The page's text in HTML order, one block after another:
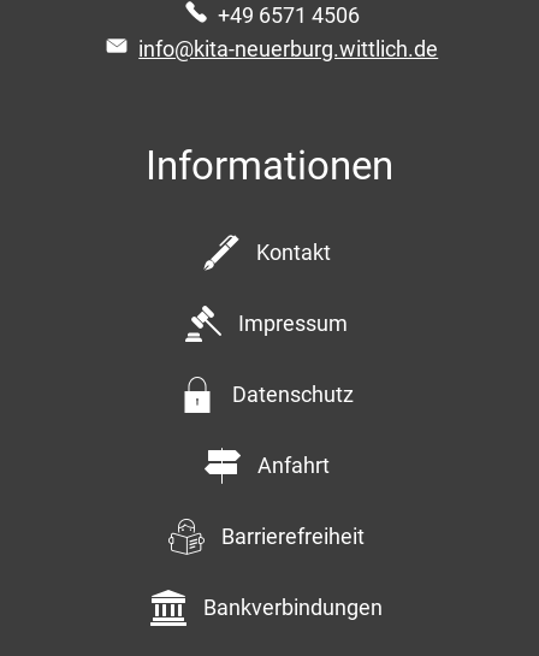
+49 6571 4506
info@kita-neuerburg.wittlich.de
Informationen
Kontakt
Impressum
Datenschutz
Anfahrt
Barrierefreiheit
Bankverbindungen